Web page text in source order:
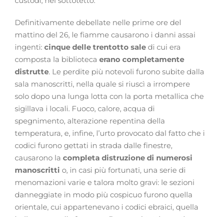
Definitivamente debellate nelle prime ore del
mattino del 26, le fiamme causarono i danni assai
ingenti: cinque delle trentotto sale di cui era
composta la biblioteca erano completamente
distrutte. Le perdite più notevoli furono subite dalla
sala manoscritti, nella quale si riuscì a irrompere
solo dopo una lunga lotta con la porta metallica che
sigillava i locali. Fuoco, calore, acqua di
spegnimento, alterazione repentina della
temperatura, e, infine, l’urto provocato dal fatto che i
codici furono gettati in strada dalle finestre,
causarono la completa distruzione di numerosi
manoscritti o, in casi più fortunati, una serie di
menomazioni varie e talora molto gravi: le sezioni
danneggiate in modo più cospicuo furono quella
orientale, cui appartenevano i codici ebraici, quella